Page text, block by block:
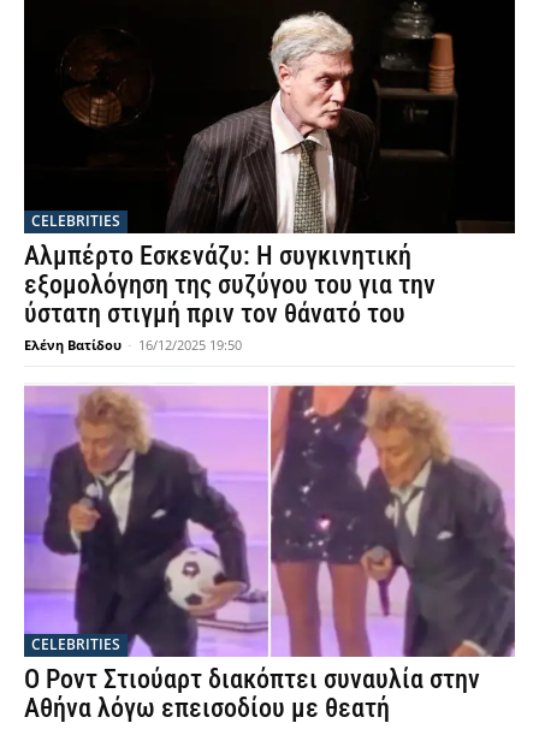
CELEBRITIES
Αλμπέρτο Εσκενάζυ: Η συγκινητική
εξομολόγηση της συζύγου του για την
ύστατη στιγμή πριν τον θάνατό του
Ελένη Βατίδου - 16/12/2025 19:50
CELEBRITIES
Ο Ροντ Στιούαρτ διακόπτει συναυλία στην
Αθήνα λόγω επεισοδίου με θεατή